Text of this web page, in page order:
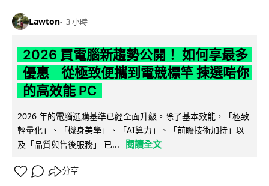
Lawton 3 小時
2026 買電腦新趨勢公開！ 如何享最多
優惠 從極致便攜到電競標竿 揀選啱你
的高效能 PC
2026 年的電腦選購基準已經全面升級。除了基本效能，「極致
輕量化」、「機身美學」、「AI算力」、「前瞻技術加持」以
及「品質與售後服務」 已...
閱讀全文
分享